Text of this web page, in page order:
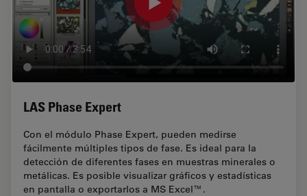
LAS Phase Expert
Con el módulo Phase Expert, pueden medirse
fácilmente múltiples tipos de fase. Es ideal para la
detección de diferentes fases en muestras minerales o
metálicas. Es posible visualizar gráficos y estadísticas
en pantalla o exportarlos a MS Excel™.